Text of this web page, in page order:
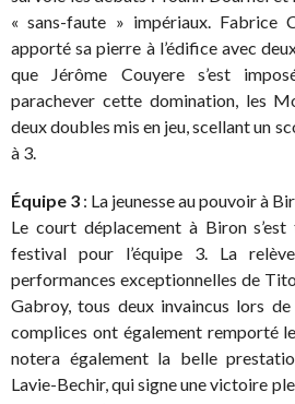
« sans-faute » impériaux. Fabrice
apporté sa pierre à l’édifice avec
que Jérôme Couyere s’est
parachever cette domination, les
deux doubles mis en jeu, scellant un
à 3.
Équipe 3 : La jeunesse au pouvoir à
Le court déplacement à Biron
festival pour l’équipe 3. La
performances exceptionnelles de
Gabroy, tous deux invaincus lors
complices ont également remporté
notera également la belle
Lavie-Bechir, qui signe une victoire